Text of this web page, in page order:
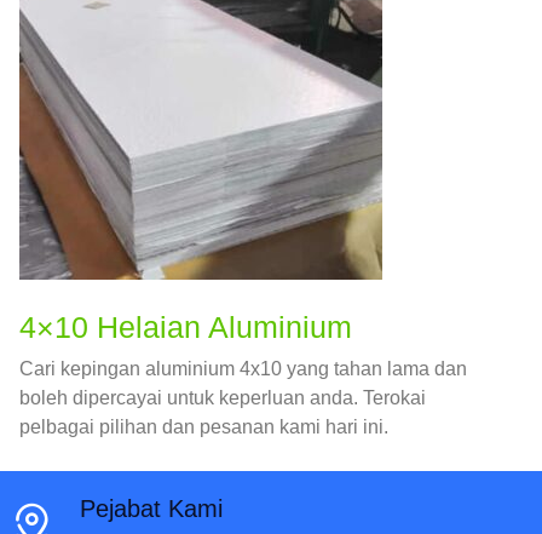
4×10 Helaian Aluminium
Cari kepingan aluminium 4x10 yang tahan lama dan
boleh dipercayai untuk keperluan anda. Terokai
pelbagai pilihan dan pesanan kami hari ini.
Pejabat Kami